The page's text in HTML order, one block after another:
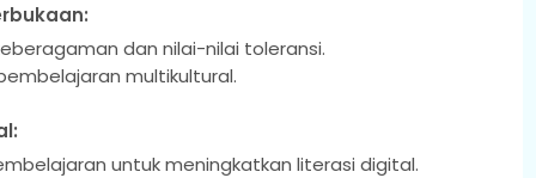
dan nilai-nilai toleransi.
multikultural.
untuk meningkatkan literasi digital.